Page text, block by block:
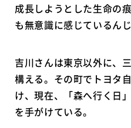
成長しようとした生命の
も無意識に感じているん
吉川さんは東京以外に、
構える。その町でトヨタ
け、現在、「森へ行く日
を手がけている。